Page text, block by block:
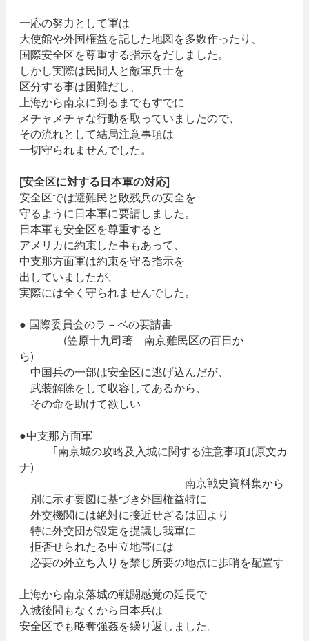
一応の努力として軍は
大使館や外国権益を記した地図を多数作ったり、
国際安全区を尊重する指示をだしました。
しかし実際は民間人と敵軍兵士を
区分する事は困難だし、
上海から南京に到るまでもすでに
メチャメチャな行動を取っていましたので、
その流れとして結局注意事項は
一切守られませんでした。
[安全区に対する日本軍の対応]
安全区では避難民と敗残兵の安全を
守るように日本軍に要請しました。
日本軍も安全区を尊重すると
アメリカに約束した事もあって、
中支那方面軍は約束を守る指示を
出していましたが、
実際には全く守られませんでした。
● 国際委員会のラ－ベの要請書
(笠原十九司著 南京難民区の百日か
ら)
中国兵の一部は安全区に逃げ込んだが、
武装解除をして収容してあるから、
その命を助けて欲しい
●中支那方面軍
｢南京城の攻略及入城に関する注意事項｣(原文カ
ナ)
南京戦史資料集から
別に示す要図に基づき外国権益特に
外交機関には絶対に接近せざるは固より
特に外交団が設定を提議し我軍に
拒否せられたる中立地帯には
必要の外立ち入りを禁じ所要の地点に歩哨を配置す
上海から南京落城の戦闘感覚の延長で
入城後間もなくから日本兵は
安全区でも略奪強姦を繰り返しました。